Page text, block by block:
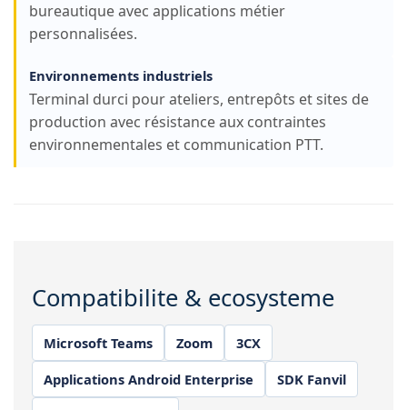
bureautique avec applications métier
personnalisées.
Environnements industriels
Terminal durci pour ateliers, entrepôts et sites de
production avec résistance aux contraintes
environnementales et communication PTT.
Compatibilite & ecosysteme
Microsoft Teams Zoom
3CX
Applications Android Enterprise
SDK Fanvil